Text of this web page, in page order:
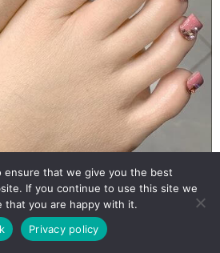
ensure that we give you the best
If you continue to use this site we
that you are happy with it.
Privacy policy